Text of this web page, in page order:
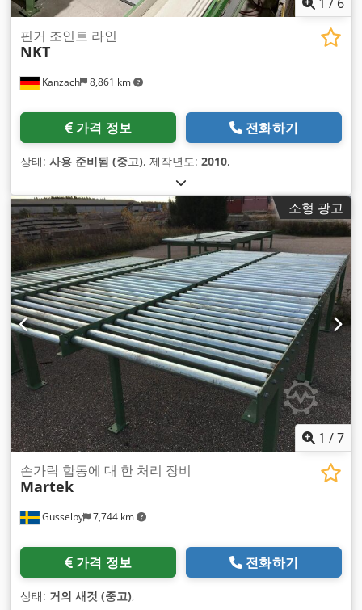
Kanzach 8,861 km
핀거 조인트 라인
NKT
가격 정보 전화하기
상태: 사용 준비됨 (중고), 제작년도: 2010,
소형 광고
1 /7
Gusselby 7,744 km
손가락 합동에 대 한 처리 장비
Martek
가격 정보 전화하기
상태: 거의 새것 (중고),